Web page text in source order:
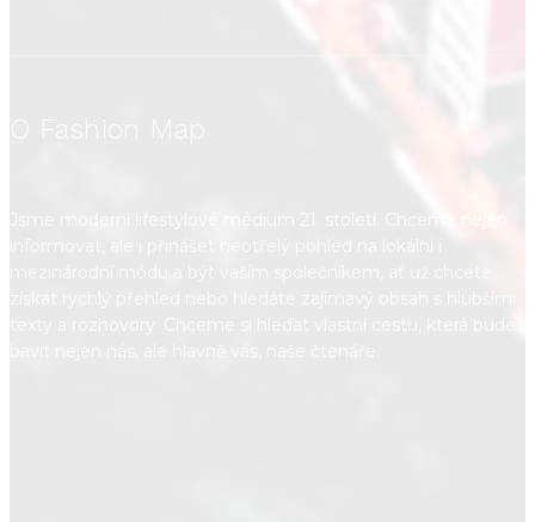
O Fashion Map
Jsme moderní lifestylové médium 21. století. Chceme nejen
informovat, ale i přinášet neotřelý pohled na lokální i
mezinárodní módu a být vaším společníkem, ať už chcete
získat rychlý přehled nebo hledáte zajímavý obsah s hlubšími
texty a rozhovory. Chceme si hledat vlastní cestu, která bude
bavit nejen nás, ale hlavně vás, naše čtenáře.